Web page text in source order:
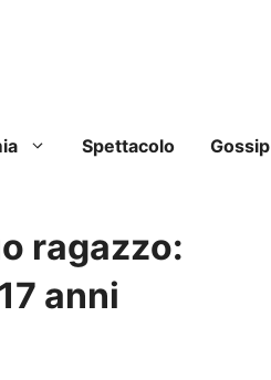
Spettacolo Gossip
ragazzo:
anni